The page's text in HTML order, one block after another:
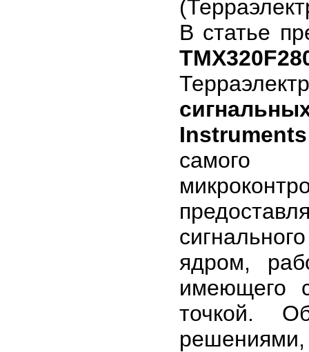
В статье
Instruments
самого
ядром,
имеющего
точкой.
решениями,